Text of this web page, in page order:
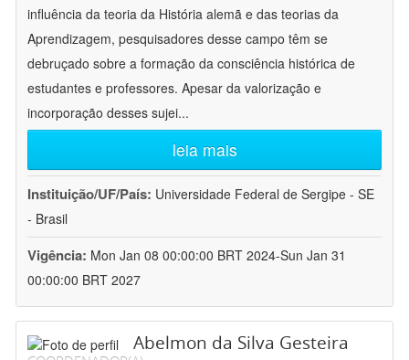
influência da teoria da História alemã e das teorias da
Aprendizagem, pesquisadores desse campo têm se
debruçado sobre a formação da consciência histórica de
estudantes e professores. Apesar da valorização e
incorporação desses sujei...
leia mais
Instituição/UF/País: Universidade Federal de Sergipe - SE
- Brasil
Vigência: Mon Jan 08 00:00:00 BRT 2024-Sun Jan 31
00:00:00 BRT 2027
Abelmon da Silva Gesteira